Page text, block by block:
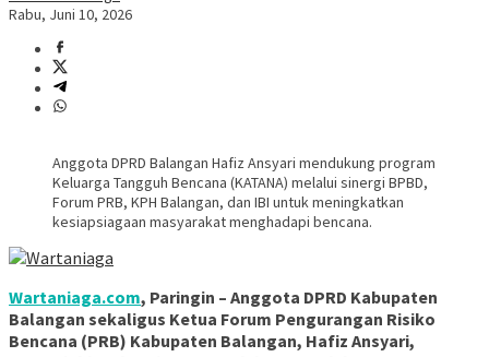
Rabu, Juni 10, 2026
Anggota DPRD Balangan Hafiz Ansyari mendukung program
Keluarga Tangguh Bencana (KATANA) melalui sinergi BPBD,
Forum PRB, KPH Balangan, dan IBI untuk meningkatkan
kesiapsiagaan masyarakat menghadapi bencana.
Wartaniaga.com, Paringin – Anggota DPRD Kabupaten
Balangan sekaligus Ketua Forum Pengurangan Risiko
Bencana (PRB) Kabupaten Balangan, Hafiz Ansyari,